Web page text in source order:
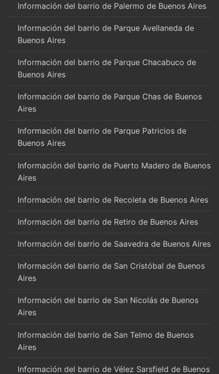
Información del barrio de Palermo de Buenos Aires
Información del barrio de Parque Avellaneda de
Buenos Aires
Información del barrio de Parque Chacabuco de
Buenos Aires
Información del barrio de Parque Chas de Buenos
Aires
Información del barrio de Parque Patricios de
Buenos Aires
Información del barrio de Puerto Madero de Buenos
Aires
Información del barrio de Recoleta de Buenos Aires
Información del barrio de Retiro de Buenos Aires
Información del barrio de Saavedra de Buenos Aires
Información del barrio de San Cristóbal de Buenos
Aires
Información del barrio de San Nicolás de Buenos
Aires
Información del barrio de San Telmo de Buenos
Aires
Información del barrio de Vélez Sarsfield de Buenos